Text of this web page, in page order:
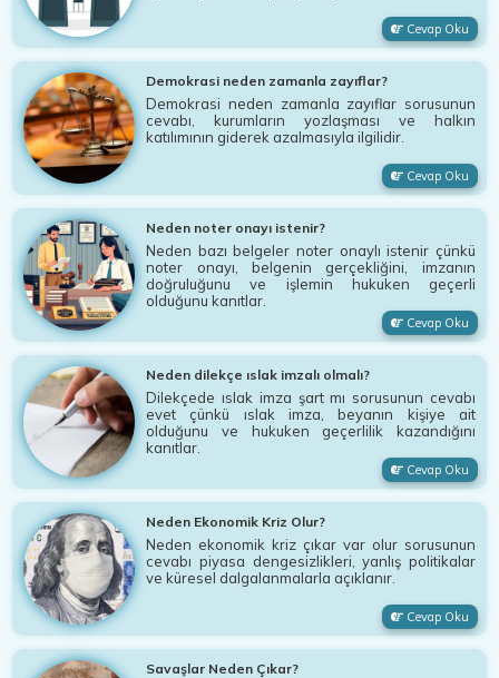
Cevap Oku
Demokrasi neden zamanla zayıflar?
Demokrasi neden zamanla zayıflar sorusunun
cevabı, kurumların yozlaşması ve halkın
katılımının giderek azalmasıyla ilgilidir.
Cevap Oku
Neden noter onayı istenir?
Neden bazı belgeler noter onaylı istenir çünkü
noter onayı, belgenin gerçekliğini, imzanın
doğruluğunu ve işlemin hukuken geçerli
olduğunu kanıtlar.
Cevap Oku
Neden dilekçe ıslak imzalı olmalı?
Dilekçede ıslak imza şart mı sorusunun cevabı
evet çünkü ıslak imza, beyanın kişiye ait
olduğunu ve hukuken geçerlilik kazandığını
kanıtlar.
Cevap Oku
Neden Ekonomik Kriz Olur?
Neden ekonomik kriz çıkar var olur sorusunun
cevabı piyasa dengesizlikleri, yanlış politikalar
ve küresel dalgalanmalarla açıklanır.
Cevap Oku
Savaşlar Neden Çıkar?